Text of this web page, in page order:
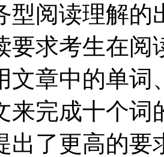
型阅读理解
要求考生在阅
文章中的单词
来完成十个词
出了更高的要